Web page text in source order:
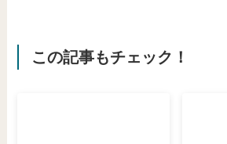
この記事もチェック！